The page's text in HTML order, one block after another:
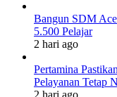
Bangun SDM
5.500 Pelajar
2 hari ago
Pertamina
Pelayanan Tetap
2 hari ago